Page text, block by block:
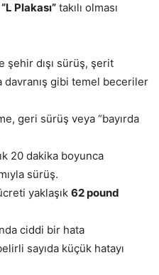
“L Plakası” takılı olması
şehir dışı sürüş, şerit
gibi temel beceriler
geri sürüş veya “bayırda
20 dakika boyunca
sürüş.
yaklaşık 62 pound
ciddi bir hata
sayıda küçük hatayı